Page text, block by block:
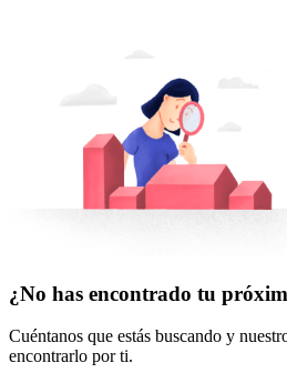
¿No has encontrado tu
Cuéntanos que estás buscando y
encontrarlo por ti.